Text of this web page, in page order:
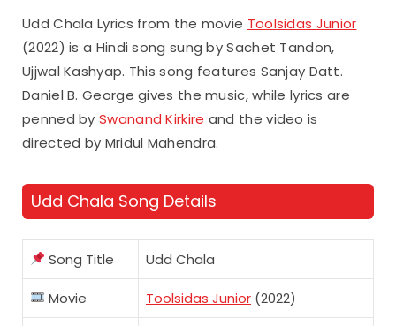
Udd Chala Lyrics from the movie Toolsidas Junior
(2022) is a Hindi song sung by Sachet Tandon,
Ujjwal Kashyap. This song features Sanjay Datt.
Daniel B. George gives the music, while lyrics are
penned bySwanand Kirkire and the video is
directed by Mridul Mahendra.
Udd Chala Song Details
Song Title Udd Chala
Movie Toolsidas Junior (2022)